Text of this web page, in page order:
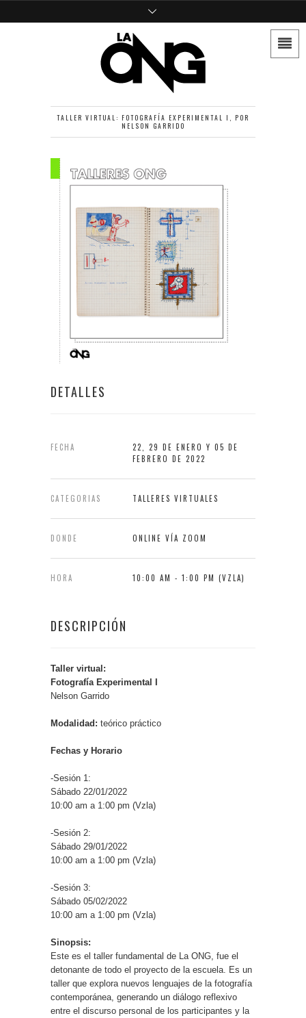
TALLER VIRTUAL: FOTOGRAFÍA EXPERIMENTAL I, POR
NELSON GARRIDO
DETALLES
FECHA
22, 29 DE ENERO Y 05 DE
FEBRERO DE 2022
CATEGORIAS TALLERES VIRTUALES
DONDE ONLINE VÍA ZOOM
HORA 10:00 AM - 1:00 PM (VZLA)
DESCRIPCIÓN
Taller virtual:
Fotografía Experimental I
Nelson Garrido
Modalidad: teórico práctico
Fechas y Horario
-Sesión 1:
Sábado 22/01/2022
10:00 am a 1:00 pm (Vzla)
-Sesión 2:
Sábado 29/01/2022
10:00 am a 1:00 pm (Vzla)
-Sesión 3:
Sábado 05/02/2022
10:00 am a 1:00 pm (Vzla)
Sinopsis:
Este es el taller fundamental de La ONG, fue el
detonante de todo el proyecto de la escuela. Es un
taller que explora nuevos lenguajes de la fotografía
contemporánea, generando un diálogo reflexivo
entre el discurso personal de los participantes y la